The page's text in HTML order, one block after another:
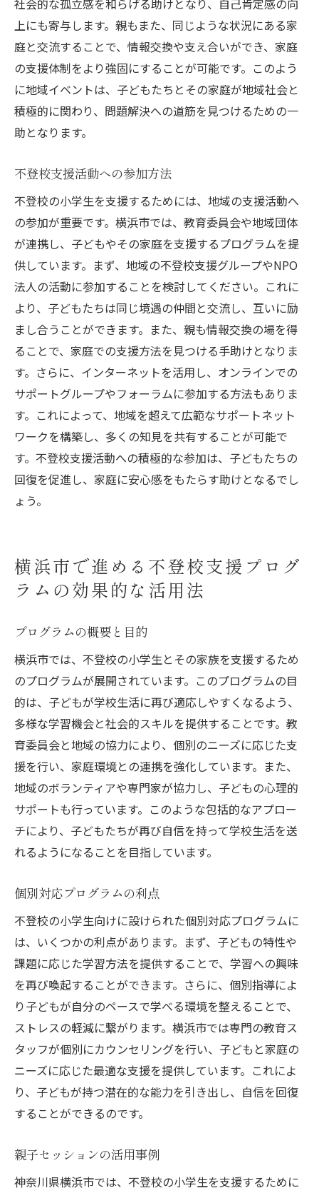
社会的な孤立感を和らげる助けとなり、自己肯定感の向
上にも寄与します。親もまた、同じような状況にある家
庭と交流することで、情報交換や支え合いができ、家庭
の支援体制をより強固にすることが可能です。このよう
に地域イベントは、子どもたちとその家庭が地域社会と
積極的に関わり、問題解決への道筋を見つけるための一
助となります。
不登校支援活動への参加方法
不登校の小学生を支援するためには、地域の支援活動へ
の参加が重要です。横浜市では、教育委員会や地域団体
が連携し、子どもやその家庭を支援するプログラムを提
供しています。まず、地域の不登校支援グループやNPO
法人の活動に参加することを検討してください。これに
より、子どもたちは同じ境遇の仲間と交流し、互いに励
まし合うことができます。また、親も情報交換の場を得
ることで、家庭での支援方法を見つける手助けとなりま
す。さらに、インターネットを活用し、オンラインでの
サポートグループやフォーラムに参加する方法もありま
す。これによって、地域を超えて広範なサポートネット
ワークを構築し、多くの知見を共有することが可能で
す。不登校支援活動への積極的な参加は、子どもたちの
回復を促進し、家庭に安心感をもたらす助けとなるでし
ょう。
横浜市で進める不登校支援プログ
ラムの効果的な活用法
プログラムの概要と目的
横浜市では、不登校の小学生とその家族を支援するため
のプログラムが展開されています。このプログラムの目
的は、子どもが学校生活に再び適応しやすくなるよう、
多様な学習機会と社会的スキルを提供することです。教
育委員会と地域の協力により、個別のニーズに応じた支
援を行い、家庭環境との連携を強化しています。また、
地域のボランティアや専門家が協力し、子どもの心理的
サポートも行っています。このような包括的なアプロー
チにより、子どもたちが再び自信を持って学校生活を送
れるようになることを目指しています。
個別対応プログラムの利点
不登校の小学生向けに設けられた個別対応プログラムに
は、いくつかの利点があります。まず、子どもの特性や
課題に応じた学習方法を提供することで、学習への興味
を再び喚起することができます。さらに、個別指導によ
り子どもが自分のペースで学べる環境を整えることで、
ストレスの軽減に繋がります。横浜市では専門の教育ス
タッフが個別にカウンセリングを行い、子どもと家庭の
ニーズに応じた最適な支援を提供しています。これによ
り、子どもが持つ潜在的な能力を引き出し、自信を回復
することができるのです。
親子セッションの活用事例
神奈川県横浜市では、不登校の小学生を支援するために